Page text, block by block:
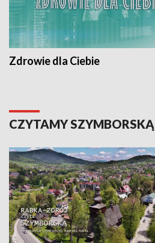
Zdrowie dla Ciebie
CZYTAMY SZYMBORSKĄ